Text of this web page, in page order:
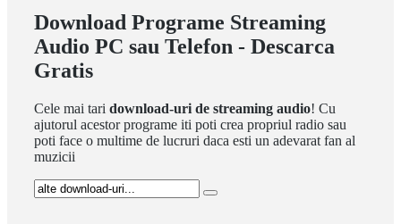
Download Programe Streaming
Audio PC sau Telefon - Descarca
Gratis
Cele mai tari download-uri de streaming audio! Cu
ajutorul acestor programe iti poti crea propriul radio sau
poti face o multime de lucruri daca esti un adevarat fan al
muzicii